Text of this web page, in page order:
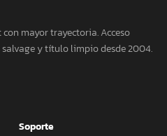
mayor trayectoria. Acceso
y título limpio desde 2004.
Soporte